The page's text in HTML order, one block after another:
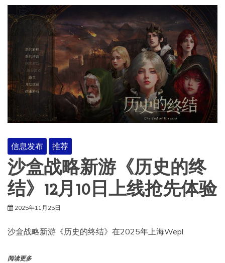
信息发布 推荐
沙盒战略新游《历史的终
结》12月10日上线抢先体验
2025年11月25日
沙盒战略新游《历史的终结》在2025年上海Wepl
阅读更多